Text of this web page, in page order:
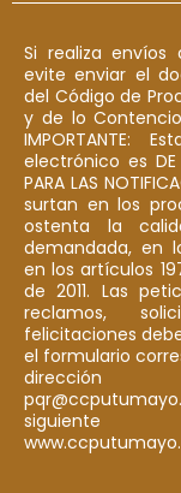
Si realiza
evite enviar el
del Código de
y de lo
IMPORTANTE:
electrónico es DE
PARA LAS
surtan en los
ostenta la
demandada, en
en los artículos
de 2011. Las
reclamos,
felicitaciones
el formulario